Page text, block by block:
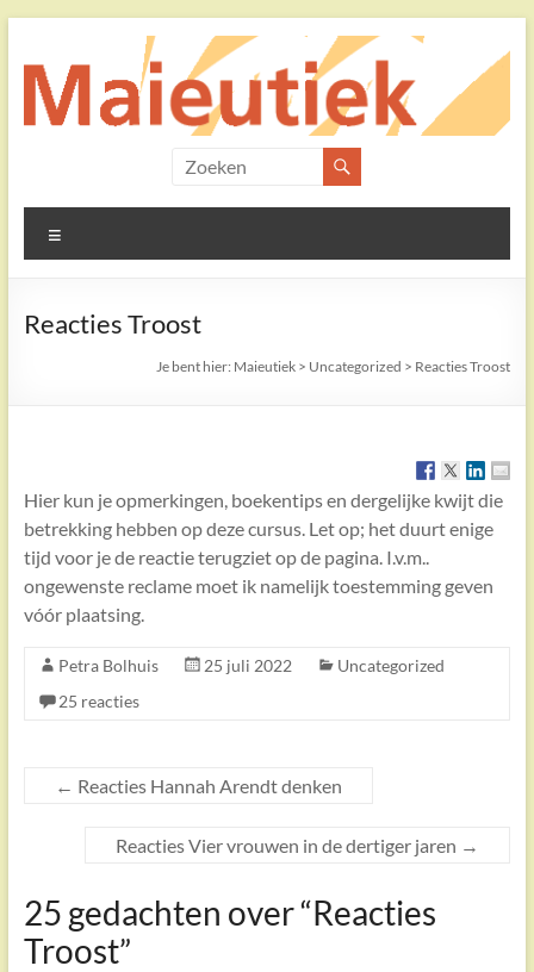
inhoud
Maieutiek
Filosofische
Praktijk
Reacties Troost
Je bent hier: Maieutiek > Uncategorized > Reacties Troost
Hier kun je opmerkingen, boekentips en dergelijke kwijt die
betrekking hebben op deze cursus. Let op; het duurt enige
tijd voor je de reactie terugziet op de pagina. I.v.m..
ongewenste reclame moet ik namelijk toestemming geven
vóór plaatsing.
Petra Bolhuis 25 juli 2022
Uncategorized
25 reacties
← Reacties Hannah Arendt denken
Reacties Vier vrouwen in de dertiger jaren →
25 gedachten over “Reacties
Troost”